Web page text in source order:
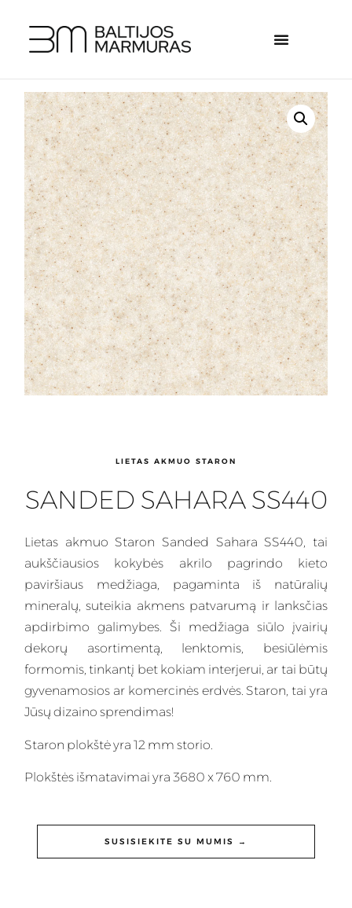
LIETAS AKMUO STARON
SANDED SAHARA SS440
Lietas akmuo Staron Sanded Sahara SS440, tai
aukščiausios kokybės akrilo pagrindo kieto
paviršiaus medžiaga, pagaminta iš natūralių
mineralų, suteikia akmens patvarumą ir lanksčias
apdirbimo galimybes. Ši medžiaga siūlo įvairių
dekorų asortimentą, lenktomis, besiūlėmis
formomis, tinkantį bet kokiam interjerui, ar tai būtų
gyvenamosios ar komercinės erdvės. Staron, tai yra
Jūsų dizaino sprendimas!
Staron plokštė yra 12 mm storio.
Plokštės išmatavimai yra 3680 x 760 mm.
SUSISIEKITE SU MUMIS →